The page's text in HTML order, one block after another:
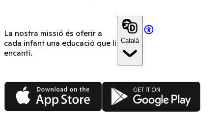
La nostra missió és oferir a
cada infant una educació que li
encanti.
Català
App Store Google Play